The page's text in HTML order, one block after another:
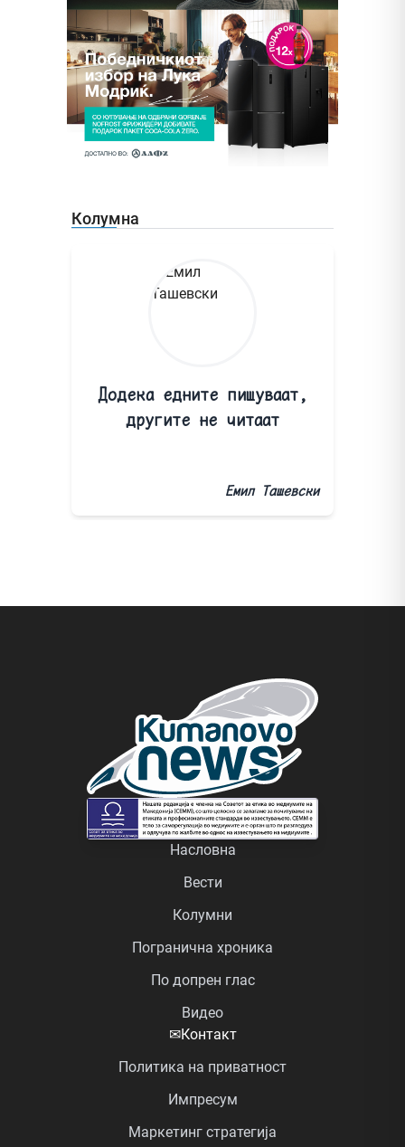
Колумна
Додека едните пишуваат,
другите не читаат
Емил Ташевски
Насловна
Вести
Колумни
Погранична хроника
По допрен глас
Видео
✉Контакт
Политика на приватност
Импресум
Маркетинг стратегија